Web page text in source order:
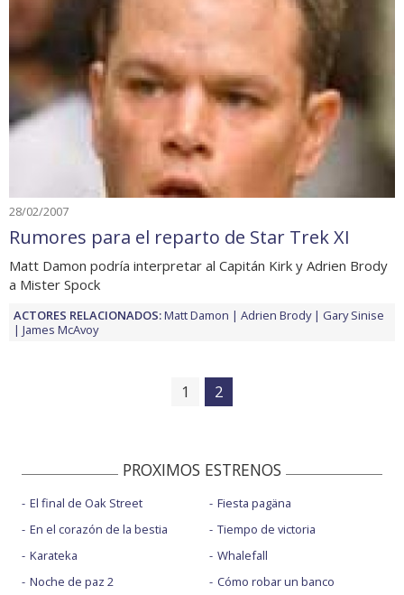
28/02/2007
Rumores para el reparto de Star Trek XI
Matt Damon podría interpretar al Capitán Kirk y Adrien Brody
a Mister Spock
ACTORES RELACIONADOS:Matt Damon Adrien Brody
Gary Sinise
James McAvoy
1 2
PROXIMOS ESTRENOS
El final de Oak Street
En el corazón de la bestia
Karateka
Noche de paz 2
Fiesta pagäna
Tiempo de victoria
Whalefall
Cómo robar un banco